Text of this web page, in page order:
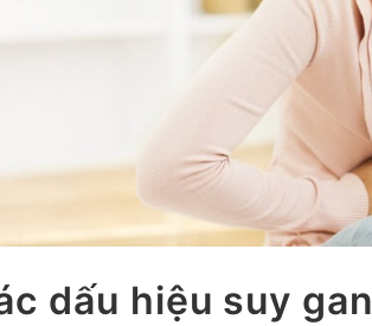
dấu hiệu suy gan